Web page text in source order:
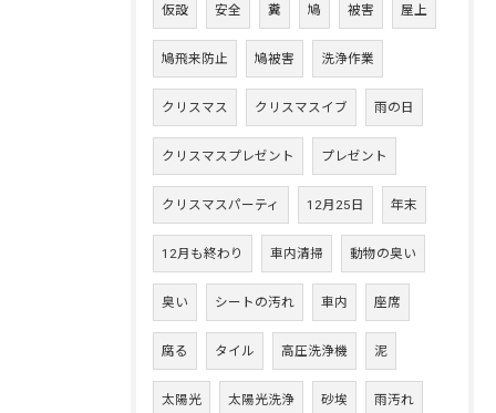
仮設 安全 糞 鳩 被害 屋上
鳩飛来防止 鳩被害 洗浄作業
クリスマス クリスマスイブ 雨の日
クリスマスプレゼント プレゼント
クリスマスパーティ 12月25日 年末
12月も終わり 車内清掃 動物の臭い
臭い シートの汚れ 車内 座席
腐る タイル 高圧洗浄機 泥
太陽光 太陽光洗浄 砂埃 雨汚れ